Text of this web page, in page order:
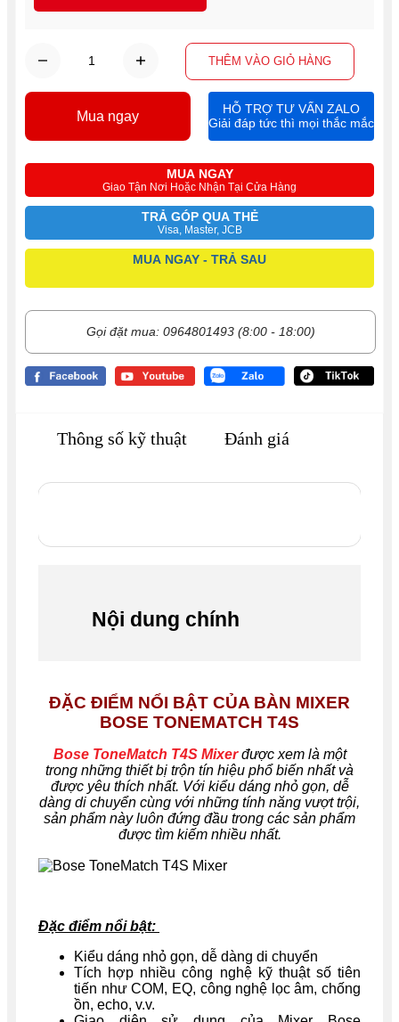
THÊM VÀO GIỎ HÀNG
MUA NGAY
Giao Tận Nơi Hoặc Nhận Tại Cửa Hàng
TRẢ GÓP QUA THẺ
Visa, Master, JCB
MUA NGAY - TRẢ SAU
Gọi đặt mua: 0964801493 (8:00 - 18:00)
Mua ngay
HỖ TRỢ TƯ VẤN ZALO
Giải đáp tức thì mọi thắc mắc
Thông số kỹ thuật Đánh giá
Nội dung chính
ĐẶC ĐIỂM NỔI BẬT CỦA BÀN MIXER
BOSE TONEMATCH T4S
Bose ToneMatch T4S Mixerđược xem là một
trong những thiết bị trộn tín hiệu phổ biến nhất và
được yêu thích nhất. Với kiểu dáng nhỏ gọn, dễ
dàng di chuyển cùng với những tính năng vượt trội,
sản phẩm này luôn đứng đầu trong các sản phẩm
được tìm kiếm nhiều nhất.
Đặc điểm nổi bật:
Kiểu dáng nhỏ gọn, dễ dàng di chuyển
Tích hợp nhiều công nghệ kỹ thuật số tiên
tiến như COM, EQ, công nghệ lọc âm, chống
ồn, echo, v.v.